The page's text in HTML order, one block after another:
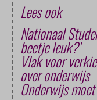
Lees ook
Nationaal
beetje leuk?’
Vlak voor
over onderwijs
Onderwijs